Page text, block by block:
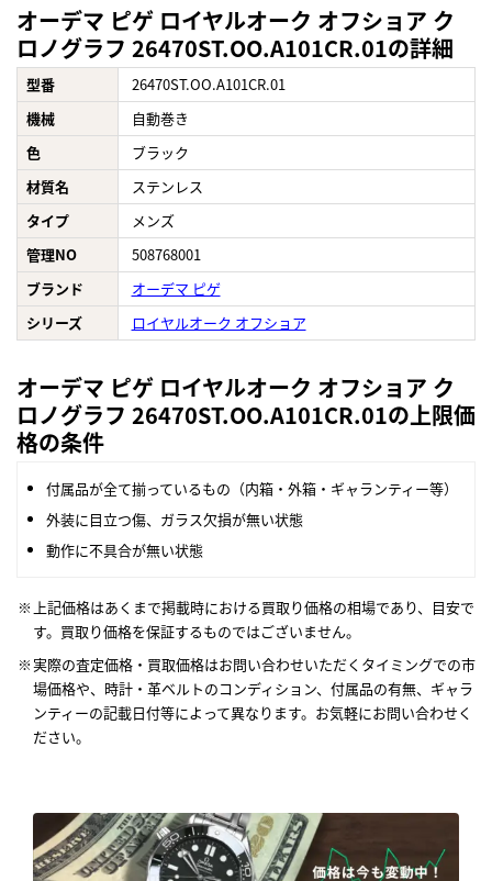
オーデマ ピゲ ロイヤルオーク オフショア ク
ロノグラフ 26470ST.OO.A101CR.01の詳細
型番
26470ST.OO.A101CR.01
機械
自動巻き
色
ブラック
材質名
ステンレス
タイプ
メンズ
管理NO
508768001
ブランド
オーデマ ピゲ
シリーズ
ロイヤルオーク オフショア
オーデマ ピゲ ロイヤルオーク オフショア ク
ロノグラフ 26470ST.OO.A101CR.01の上限価
格の条件
付属品が全て揃っているもの（内箱・外箱・ギャランティー等）
外装に目立つ傷、ガラス欠損が無い状態
動作に不具合が無い状態
上記価格はあくまで掲載時における買取り価格の相場であり、目安で
す。買取り価格を保証するものではございません。
実際の査定価格・買取価格はお問い合わせいただくタイミングでの市
場価格や、時計・革ベルトのコンディション、付属品の有無、ギャラ
ンティーの記載日付等によって異なります。お気軽にお問い合わせく
ださい。